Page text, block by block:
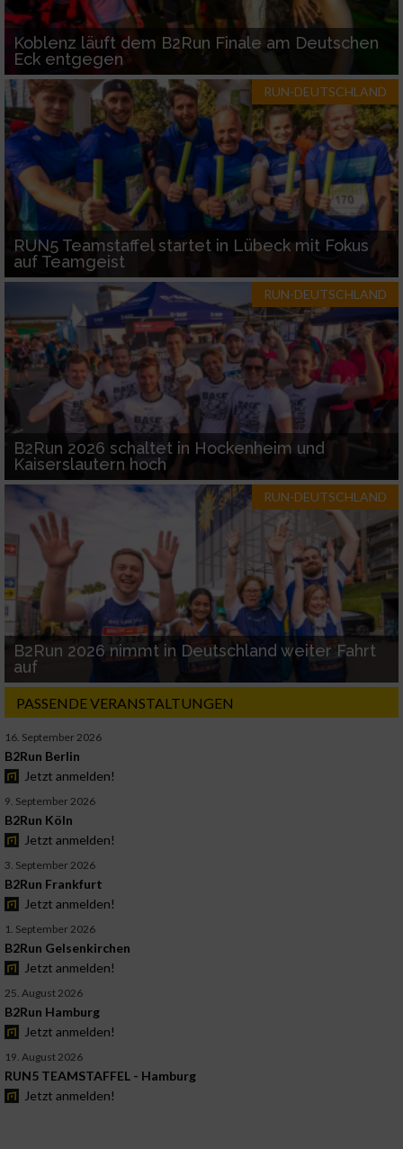
Koblenz läuft dem B2Run Finale am Deutschen
Eck entgegen
RUN-DEUTSCHLAND
RUN5 Teamstaffel startet in Lübeck mit Fokus
auf Teamgeist
RUN-DEUTSCHLAND
B2Run 2026 schaltet in Hockenheim und
Kaiserslautern hoch
RUN-DEUTSCHLAND
B2Run 2026 nimmt in Deutschland weiter Fahrt
auf
PASSENDE VERANSTALTUNGEN
16. September 2026
B2Run Berlin
Jetzt anmelden!
9. September 2026
B2Run Köln
Jetzt anmelden!
3. September 2026
B2Run Frankfurt
Jetzt anmelden!
1. September 2026
B2Run Gelsenkirchen
Jetzt anmelden!
25. August 2026
B2Run Hamburg
Jetzt anmelden!
19. August 2026
RUN5 TEAMSTAFFEL - Hamburg
Jetzt anmelden!